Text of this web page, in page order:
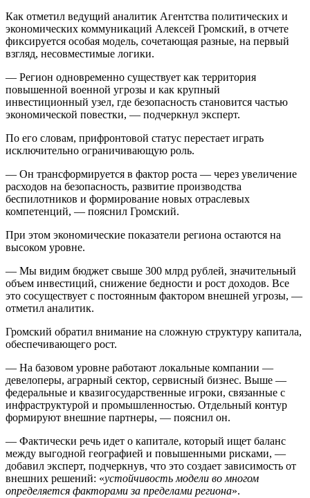
Как отметил ведущий аналитик Агентства политических и
экономических коммуникаций Алексей Громский, в отчете
фиксируется особая модель, сочетающая разные, на первый
взгляд, несовместимые логики.
— Регион одновременно существует как территория
повышенной военной угрозы и как крупный
инвестиционный узел, где безопасность становится частью
экономической повестки, — подчеркнул эксперт.
По его словам, прифронтовой статус перестает играть
исключительно ограничивающую роль.
— Он трансформируется в фактор роста — через увеличение
расходов на безопасность, развитие производства
беспилотников и формирование новых отраслевых
компетенций, — пояснил Громский.
При этом экономические показатели региона остаются на
высоком уровне.
— Мы видим бюджет свыше 300 млрд рублей, значительный
объем инвестиций, снижение бедности и рост доходов. Все
это сосуществует с постоянным фактором внешней угрозы, —
отметил аналитик.
Громский обратил внимание на сложную структуру капитала,
обеспечивающего рост.
— На базовом уровне работают локальные компании —
девелоперы, аграрный сектор, сервисный бизнес. Выше —
федеральные и квазигосударственные игроки, связанные с
инфраструктурой и промышленностью. Отдельный контур
формируют внешние партнеры, — пояснил он.
— Фактически речь идет о капитале, который ищет баланс
между выгодной географией и повышенными рисками, —
добавил эксперт, подчеркнув, что это создает зависимость от
внешних решений: «устойчивость модели во многом
определяется факторами за пределами региона».